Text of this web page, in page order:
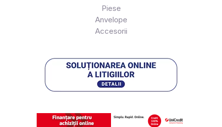
Piese
Anvelope
Accesorii